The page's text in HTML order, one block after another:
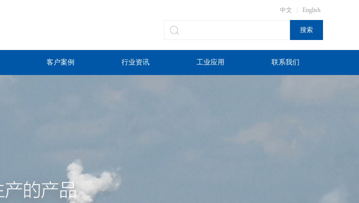
中文 English
客户案例 行业资讯 工业应用 联系我们